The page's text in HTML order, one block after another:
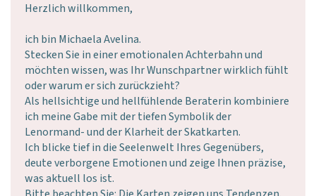
Herzlich willkommen,
ich bin Michaela Avelina.
Stecken Sie in einer emotionalen Achterbahn und
möchten wissen, was Ihr Wunschpartner wirklich fühlt
oder warum er sich zurückzieht?
Als hellsichtige und hellfühlende Beraterin kombiniere
ich meine Gabe mit der tiefen Symbolik der
Lenormand- und der Klarheit der Skatkarten.
Ich blicke tief in die Seelenwelt Ihres Gegenübers,
deute verborgene Emotionen und zeige Ihnen präzise,
was aktuell los ist.